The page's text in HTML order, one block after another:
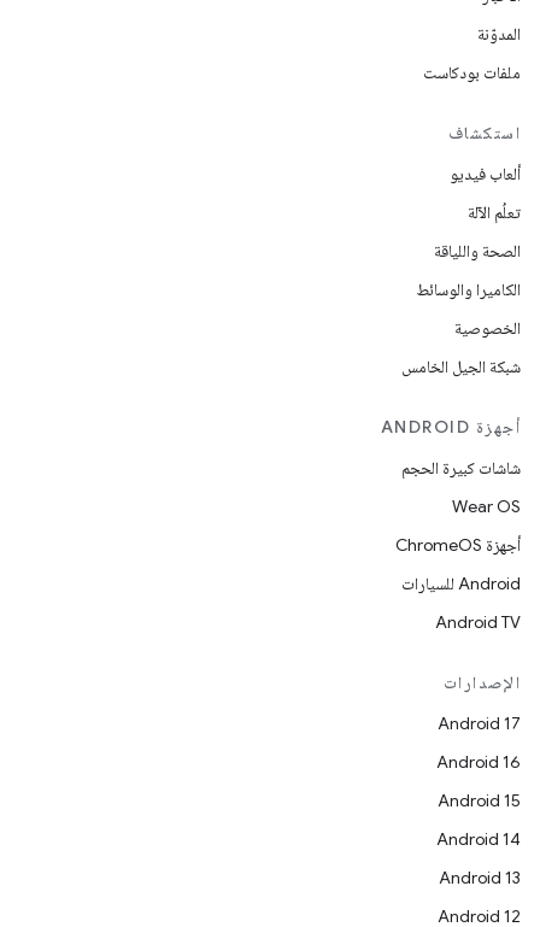
المدوّنة
ملفات بودكاست
استكشاف
ألعاب فيديو
تعلُم الآلة
الصحة واللياقة
الكاميرا والوسائط
الخصوصية
شبكة الجيل الخامس
أجهزة ANDROID
شاشات كبيرة الحجم
Wear OS
أجهزة ChromeOS
Android للسيارات
Android TV
الإصدارات
Android 17
Android 16
Android 15
Android 14
Android 13
Android 12